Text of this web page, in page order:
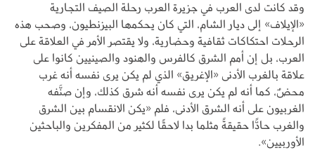
وقد كانت لدى العرب في جزيرة العرب رحلة الصيف التجارية
«الإيلاف» إلى ديار الشام، التي كان يحكمها البيزنطيون، وصحب هذه
الرحلات احتكاكات ثقافية وحضارية، ولا يقتصر الأمر في العلاقة على
العرب، بل إن أمم الشرق كالفرس والهنود والصينيين كانوا على
علاقة بالغرب الأدنى «الإغريق» الذي لم يكن يرى نفسه أنه غرب
محضٌ، كما أنه لم يكن يرى نفسه أنه شرق كذلك، وإن صنَّفه
الغربيون على أنه الشرق الأدنى، فلم «يكن الانقسام بين الشرق
والغرب حادًّا حقيقةً مثلما بدا لاحقًا لكثير من المفكرين والباحثين
الأوربيين».